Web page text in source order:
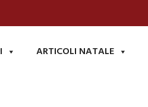
ARTICOLI NATALE